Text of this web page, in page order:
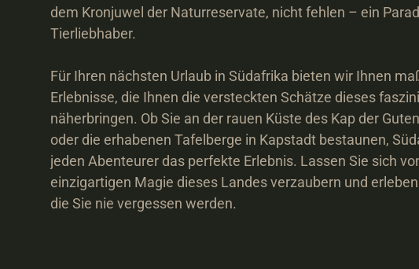
dem Kronjuwel der Naturreservate, nicht fehlen – ein
Tierliebhaber.
Für Ihren nächsten Urlaub in Südafrika bieten wir Ihnen
Erlebnisse, die Ihnen die versteckten Schätze dieses
näherbringen. Ob Sie an der rauen Küste des Kap der
oder die erhabenen Tafelberge in Kapstadt bestaunen,
jeden Abenteurer das perfekte Erlebnis. Lassen Sie sich
einzigartigen Magie dieses Landes verzaubern und erleben
die Sie nie vergessen werden.